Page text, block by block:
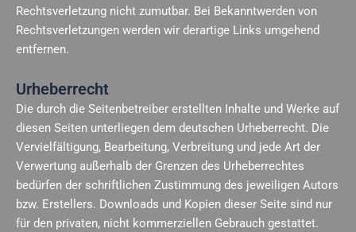
Rechtsverletzung nicht zumutbar. Bei Bekanntwerden von
Rechtsverletzungen werden wir derartige Links umgehend
entfernen.
Urheberrecht
Die durch die Seitenbetreiber erstellten Inhalte und Werke auf
diesen Seiten unterliegen dem deutschen Urheberrecht. Die
Vervielfältigung, Bearbeitung, Verbreitung und jede Art der
Verwertung außerhalb der Grenzen des Urheberrechtes
bedürfen der schriftlichen Zustimmung des jeweiligen Autors
bzw. Erstellers. Downloads und Kopien dieser Seite sind nur
für den privaten, nicht kommerziellen Gebrauch gestattet.